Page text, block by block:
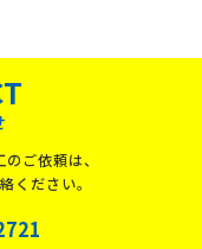
ご依頼は、
ください。